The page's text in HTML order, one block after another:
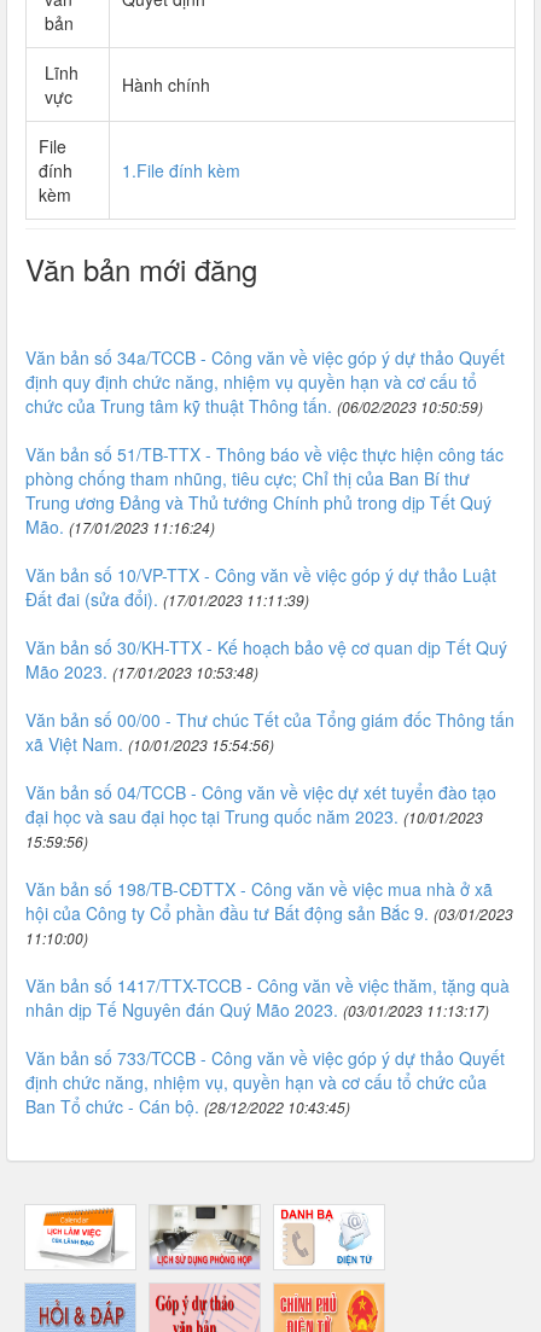
bản
Lĩnh
vực
Hành chính
File
đính
kèm
1.File đính kèm
Văn bản mới đăng
Văn bản số 34a/TCCB - Công văn về việc góp ý dự thảo Quyết
định quy định chức năng, nhiệm vụ quyền hạn và cơ cấu tổ
chức của Trung tâm kỹ thuật Thông tấn. (06/02/2023 10:50:59)
Văn bản số 51/TB-TTX - Thông báo về việc thực hiện công tác
phòng chống tham nhũng, tiêu cực; Chỉ thị của Ban Bí thư
Trung ương Đảng và Thủ tướng Chính phủ trong dịp Tết Quý
Mão. (17/01/2023 11:16:24)
Văn bản số 10/VP-TTX - Công văn về việc góp ý dự thảo Luật
Đất đai (sửa đổi). (17/01/2023 11:11:39)
Văn bản số 30/KH-TTX - Kế hoạch bảo vệ cơ quan dịp Tết Quý
Mão 2023. (17/01/2023 10:53:48)
Văn bản số 00/00 - Thư chúc Tết của Tổng giám đốc Thông tấn
xã Việt Nam. (10/01/2023 15:54:56)
Văn bản số 04/TCCB - Công văn về việc dự xét tuyển đào tạo
đại học và sau đại học tại Trung quốc năm 2023. (10/01/2023
15:59:56)
Văn bản số 198/TB-CĐTTX - Công văn về việc mua nhà ở xã
hội của Công ty Cổ phần đầu tư Bất động sản Bắc 9. (03/01/2023
11:10:00)
Văn bản số 1417/TTX-TCCB - Công văn về việc thăm, tặng quà
nhân dịp Tế Nguyên đán Quý Mão 2023. (03/01/2023 11:13:17)
Văn bản số 733/TCCB - Công văn về việc góp ý dự thảo Quyết
định chức năng, nhiệm vụ, quyền hạn và cơ cấu tổ chức của
Ban Tổ chức - Cán bộ. (28/12/2022 10:43:45)